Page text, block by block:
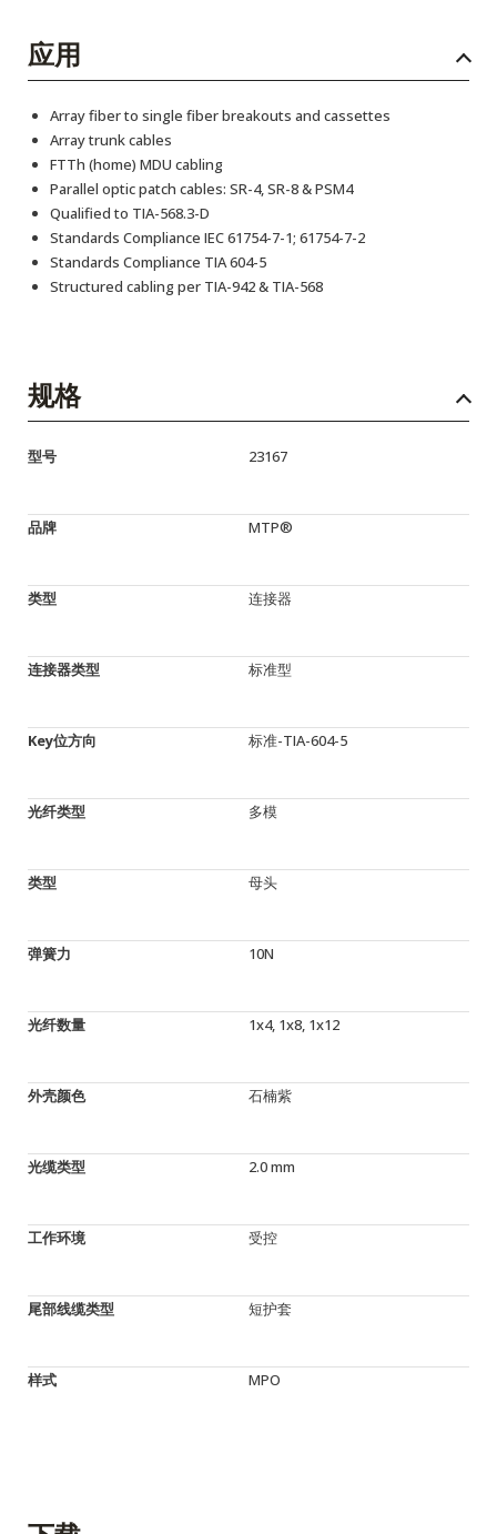
应用
Array fiber to single fiber breakouts and cassettes
Array trunk cables
FTTh (home) MDU cabling
Parallel optic patch cables: SR-4, SR-8 & PSM4
Qualified to TIA-568.3-D
Standards Compliance IEC 61754-7-1; 61754-7-2
Standards Compliance TIA 604-5
Structured cabling per TIA-942 & TIA-568
规格
型号 23167
品牌 MTP®
类型 连接器
连接器类型 标准型
Key位方向 标准-TIA-604-5
光纤类型 多模
类型 母头
弹簧力 10N
光纤数量 1x4, 1x8, 1x12
外壳颜色 石楠紫
光缆类型 2.0 mm
工作环境 受控
尾部线缆类型 短护套
样式 MPO